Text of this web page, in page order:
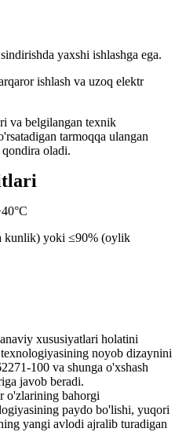
yaxshi ishlashga ega.
ishlash va uzoq elektr
va belgilangan texnik
tarmoqqa ulangan
oladi.
kunlik) yoki ≤90% (oylik
xususiyatlari holatini
noyob dizaynini
100 va shunga o'xshash
javob beradi.
o'zlarining bahorgi
paydo bo'lishi, yuqori
yangi avlodi ajralib turadigan